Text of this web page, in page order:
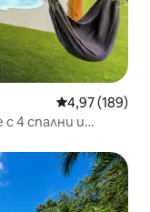
Средна
4,97 (189)
4 спални и